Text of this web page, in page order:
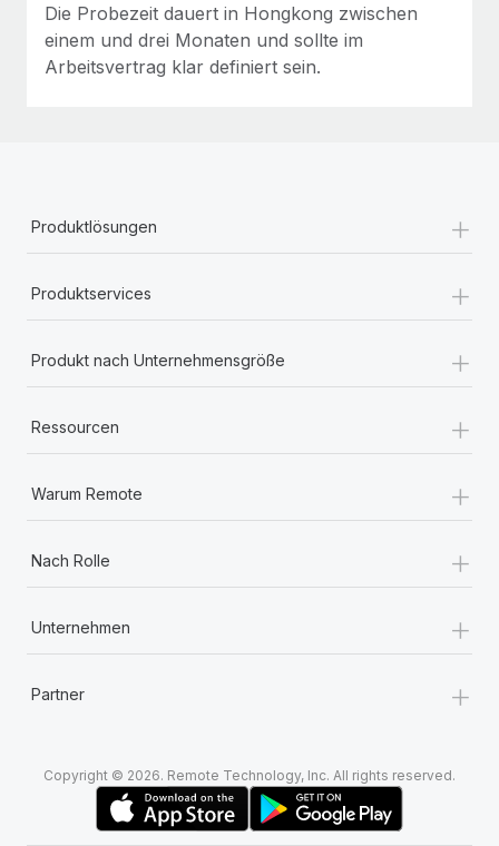
Die Probezeit dauert in Hongkong zwischen
einem und drei Monaten und sollte im
Arbeitsvertrag klar definiert sein.
Produktlösungen +
Produktservices +
Produkt nach Unternehmensgröße +
Ressourcen +
Warum Remote +
Nach Rolle +
Unternehmen +
Partner +
Copyright © 2026. Remote Technology, Inc. All rights reserved.